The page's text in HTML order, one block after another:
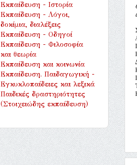
Εκπαίδευση - Ιστορία
Εκπαίδευση - Λόγοι,
δοκίμια, διαλέξεις
Εκπαίδευση - Οδηγοί
Εκπαίδευση - Φιλοσοφία
και θεωρία
Εκπαίδευση και κοινωνία
Εκπαίδευση. Παιδαγωγική -
Εγκυκλοπαίδειες και λεξικά
Παιδικές δραστηριότητες
(Στοιχειώδης εκπαίδευση)